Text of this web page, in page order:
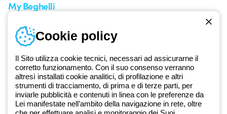
Dal 2025 Beghelli è parte del Gruppo GEWISS, all’interno
dell’ecosistema GEWISS LightZone, dove realizziamo soluzioni di
illuminazione integrate che trasformano la complessità in semplicità,
My Beghelli
Accedi o registrati
Formazione
Documentazione e software
Iscriviti alla newsletter
Cookie policy
Il Sito utilizza cookie tecnici, necessari ad assicurarne il
corretto funzionamento. Con il suo consenso verranno
altresì installati cookie analitici, di profilazione e altri
strumenti di tracciamento, di prima e di terze parti, per
inviarle pubblicità e contenuti in linea con le preferenze da
Lei manifestate nell’ambito della navigazione in rete, oltre